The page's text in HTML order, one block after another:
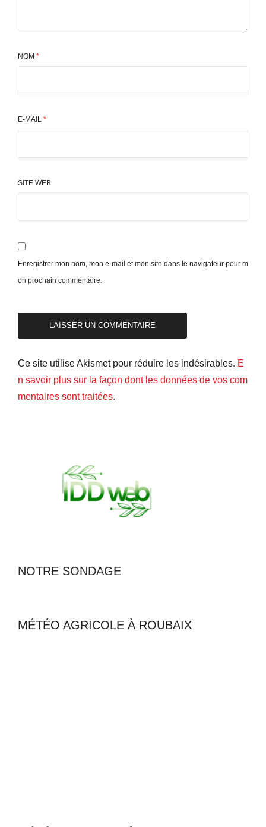
NOM *
E-MAIL *
SITE WEB
Enregistrer mon nom, mon e-mail et mon site dans le navigateur pour m
on prochain commentaire.
Ce site utilise Akismet pour réduire les indésirables. E
n savoir plus sur la façon dont les données de vos com
mentaires sont traitées.
NOTRE SONDAGE
MÉTÉO AGRICOLE À ROUBAIX